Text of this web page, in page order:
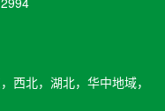
西北，湖北，华中地域，